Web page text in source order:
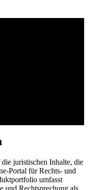
juristischen Inhalte, die
Portal für Rechts- und
umfasst
und Rechtsprechung als